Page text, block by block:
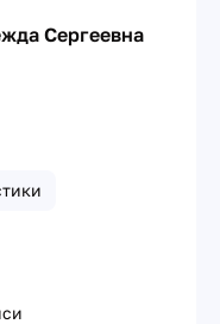
Сергеевна